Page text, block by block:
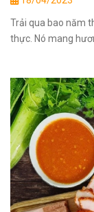
Trải qua bao năm
thực. Nó mang